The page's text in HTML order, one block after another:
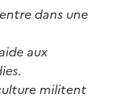
dans une
aux
militent